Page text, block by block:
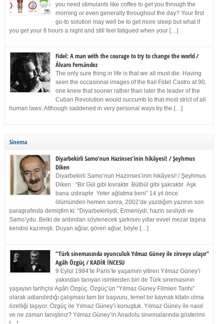
you need stimulants like coffee to get you through the
morning or even generally throughout the day? Your first
go-to solution may well be to get more sleep but what if
you get your 8 hours a night and still feel fatigued when your […]
Fidel: A man with the courage to try to change the world /
Álvaro Fernández
The only sure thing in life is that we all must die. Having
seen the occasional images of the frail Fidel Castro at 90,
one knew that sooner rather than later the leader of the
Cuban Revolution would succumb to that most strict of all
human laws. Although saddened in very personal ways by the […]
Sinema
Diyarbekirli Samo’nun Hazinses’inin hikâyesi! / Şeyhmus
Diken
Diyarbekirli Samo’nun Hazinses’inin hikâyesi! / Şeyhmus
Diken “Bir Gül gibi kıvraktır Bülbül gibi şakraktır Aşk
bana ızdıraptır Yeter ağlatma beni” 14 yıl önce
ölümünden hemen sonra, 2002’de yazdığım yazının son
paragrafında demiştim ki: “Diyarbekirliydi, Ermeniydi, hazin sesliydi ve
Samo’ydu. Belki de ardından söylenecek şarkısını yıllar evvel mezar taşına
kendisi kazımıştı. Duyan ağlar, gören ağlar, böyle […]
“Türk sinemasında oyunculuk Yılmaz Güney ile zirveye ulaşır”
Agâh Özgüç / KADİR İNCESU
9 Eylül 1984’te Paris’te yaşamını yitiren Yılmaz Güney’i
yakından tanıyan isimlerden biri de Türk sinemasının
yaşayan tarihçisi Agâh Özgüç. Özgüç’ün “Yılmaz Güney Filmleri Tarihi”
olarak adlandırdığı çalışması tam bir başvuru, temel bir kaynak kitabı olma
özelliği taşıyor. Özgüç ile Yılmaz Güney’i konuştuk. Yılmaz Güney ile nasıl
ve ne zaman tanıştınız? Yılmaz Güney’in Anadolu sinemalarında gösterimi